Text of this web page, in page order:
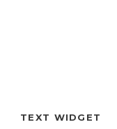
TEXT WIDGET